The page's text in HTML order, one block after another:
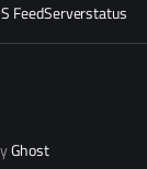
FeedServerstatus
Ghost